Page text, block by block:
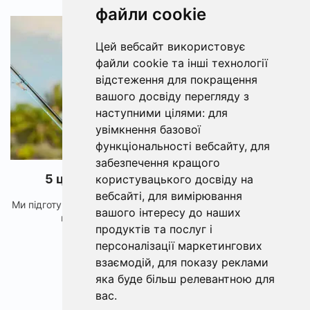
файли cookie
Цей вебсайт використовує
файли cookie та інші технології
відстеження для покращення
вашого досвіду перегляду з
наступними цілями: для
увімкнення базової
функціональності вебсайту, для
забезпечення кращого
користувацького досвіду на
вебсайті, для вимірювання
вашого інтересу до наших
продуктів та послуг і
персоналізації маркетингових
взаємодій, для показу реклами
яка буде більш релевантною для
вас.
5 цікавих аксессуарів для рибалки
Ми підготували для вас огляд 5 аксессуарів від Flagman, які
можуть знадобитись вам на рибалці. ...